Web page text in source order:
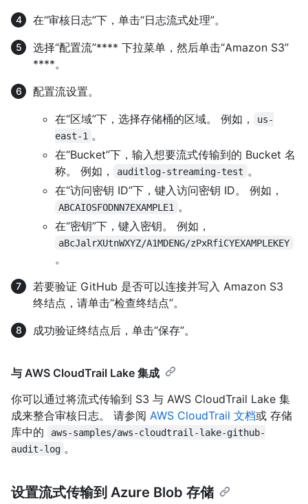
在“审核日志”下，单击“日志流式处理”。
选择“配置流”**** 下拉菜单，然后单击“Amazon S3”
****。
配置流设置。
在“区域”下，选择存储桶的区域。 例如，
us-
east-1 。
在“Bucket”下，输入想要流式传输到的 Bucket 名
称。 例如，
auditlog-streaming-test 。
在“访问密钥 ID”下，键入访问密钥 ID。 例如，
ABCAIOSFODNN7EXAMPLE1
。
在“密钥”下，键入密钥。 例如，
aBcJalrXUtnWXYZ/A1MDENG/zPxRfiCYEXAMPLEKEY
。
若要验证 GitHub 是否可以连接并写入 Amazon S3
终结点，请单击“检查终结点”。
成功验证终结点后，单击“保存”。
与 AWS CloudTrail Lake 集成
你可以通过将流式传输到 S3 与 AWS CloudTrail Lake 集
成来整合审核日志。 请参阅 AWS CloudTrail 文档或 存储
库中的
aws-samples/aws-cloudtrail-lake-github-
audit-log 。
设置流式传输到 Azure Blob 存储